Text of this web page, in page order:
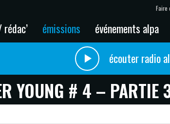
Faire
émissions événements alpa
écouter radio
YOUNG # 4 – PARTIE